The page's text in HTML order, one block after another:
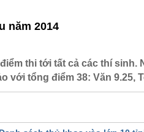
năm 2014
thi tới tất cả các thí sinh.
với tổng điểm 38: Văn 9.25,